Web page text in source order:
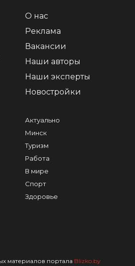
О нас
Реклама
Вакансии
Наши авторы
Наши эксперты
Новостройки
Актуально
Минск
Туризм
Работа
В мире
Спорт
Здоровье
материалов портала Blizko.by